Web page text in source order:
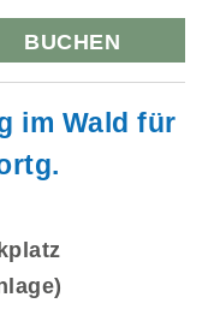
BUCHEN
im Wald für